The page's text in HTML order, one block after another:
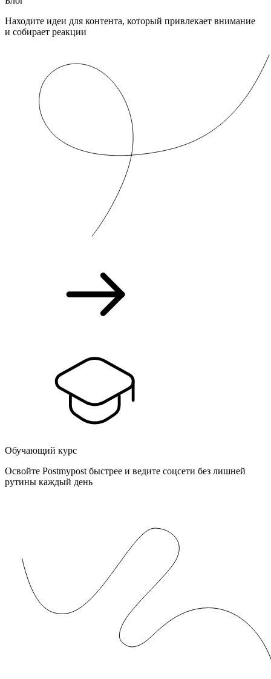
Находите идеи для контента, который привлекает внимание
и собирает реакции
Обучающий курс
Освойте Postmypost быстрее и ведите соцсети без лишней
рутины каждый день